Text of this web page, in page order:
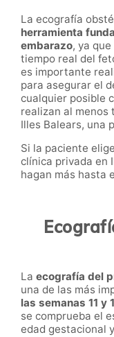
La ecografía
herramienta
embarazo, ya
tiempo real del
es importante
para asegurar el
cualquier posible
realizan al menos
Illes Balears, una
Si la paciente
clínica privada en
hagan más hasta
La ecografía del
una de las más
las semanas 11 y
se comprueba el
edad gestacional